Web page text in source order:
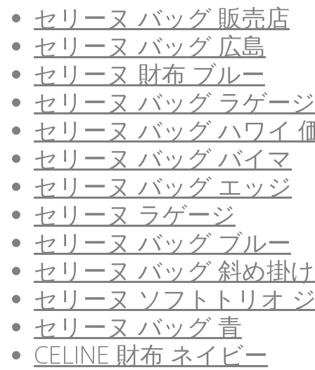
セリーヌ バッグ 販売店
セリーヌ バッグ 広島
セリーヌ 財布 ブルー
セリーヌ バッグ ラゲー
セリーヌ バッグ ハワイ
セリーヌ バッグ バイマ
セリーヌ バッグ エッジ
セリーヌ ラゲージ
セリーヌ バッグ ブルー
セリーヌ バッグ 斜め掛け
セリーヌ ソフトトリオ
セリーヌ バッグ 青
CELINE 財布 ネイビー